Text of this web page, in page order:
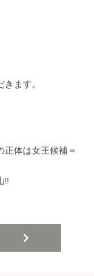
ます。
体は女王候補＝
!!